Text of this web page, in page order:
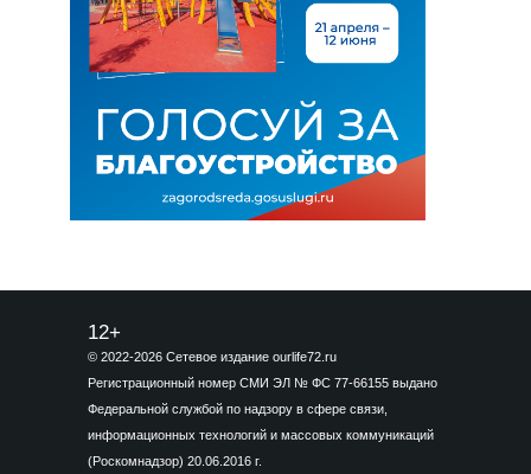
12+
© 2022-2026 Сетевое издание ourlife72.ru
Регистрационный номер СМИ ЭЛ № ФС 77-66155 выдано
Федеральной службой по надзору в сфере связи,
информационных технологий и массовых коммуникаций
(Роскомнадзор) 20.06.2016 г.